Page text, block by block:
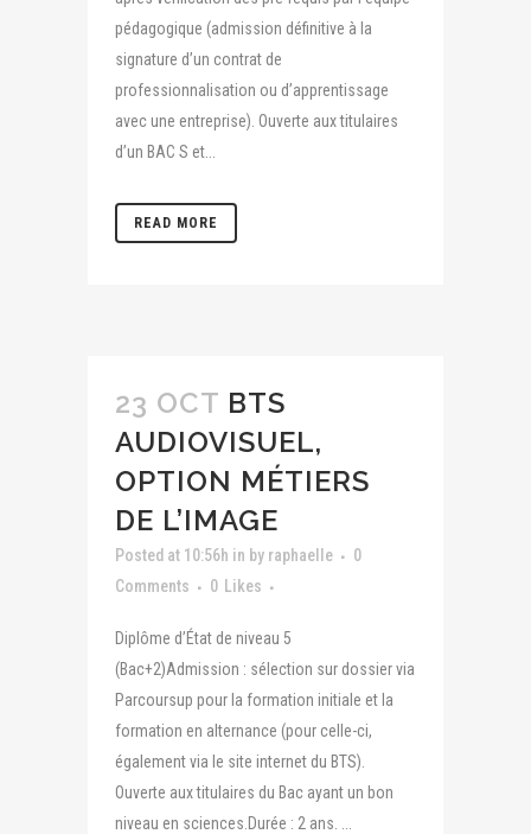
pédagogique (admission définitive à la
signature d’un contrat de
professionnalisation ou d’apprentissage
avec une entreprise). Ouverte aux titulaires
d’un BAC S et...
READ MORE
23 OCT BTS
AUDIOVISUEL,
OPTION MÉTIERS
DE L’IMAGE
Posted at 10:56h in by raphaelle
0
Comments
0 Likes
Diplôme d’État de niveau 5
(Bac+2)Admission : sélection sur dossier via
Parcoursup pour la formation initiale et la
formation en alternance (pour celle-ci,
également via le site internet du BTS).
Ouverte aux titulaires du Bac ayant un bon
niveau en sciences.Durée : 2 ans. ...